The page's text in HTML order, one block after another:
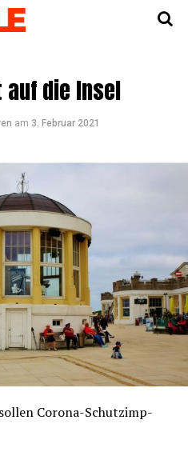
die Insel
am 3. Februar 2021
Coro­na-Schutz­imp­